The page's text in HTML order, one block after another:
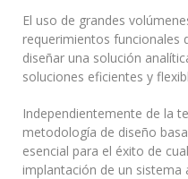
El uso de grandes
requerimientos funcionales
diseñar una solución
soluciones eficientes y
Independientemente de la
metodología de diseño
esencial para el éxito de
implantación de un sistema